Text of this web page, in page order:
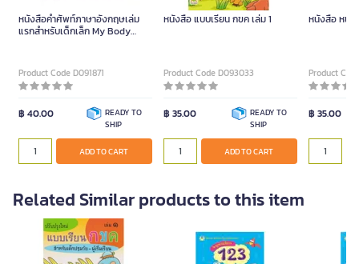
หนังสือคำศัพท์ภาษาอังกฤษเล่ม
แรกสำหรับเด็กเล็ก My Body
Product Code D091871
฿ 40.00
READY TO
SHIP
ADD TO CART
หนังสือ แบบเรียน กขค เล่ม 1
Product Code D093033
฿ 35.00
READY TO
SHIP
ADD TO CART
หนังสือ หนูหั
Product
฿ 35.00
Related Similar products to this item